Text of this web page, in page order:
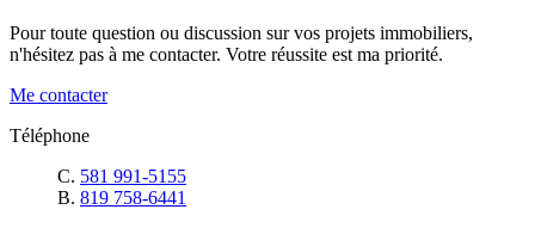
Pour toute question ou discussion sur vos projets immobiliers,
n'hésitez pas à me contacter. Votre réussite est ma priorité.
Me contacter
Téléphone
C. 581 991-5155
B. 819 758-6441